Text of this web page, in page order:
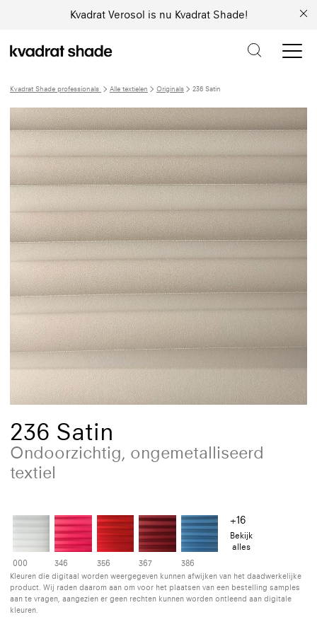
Kvadrat Verosol is nu Kvadrat Shade!
Kvadrat Shade professionals Alle textielen Originals 236 Satin
236 Satin
Ondoorzichtig, ongemetalliseerd
textiel
000 346 356 367 386
+16
Bekijk
alles
Kleuren die digitaal worden weergegeven kunnen afwijken van het daadwerkelijke
product. Wij raden daarom aan om voor het plaatsen van een bestelling samples
aan te vragen, aangezien er geen rechten kunnen worden ontleend aan digitale
kleuren.